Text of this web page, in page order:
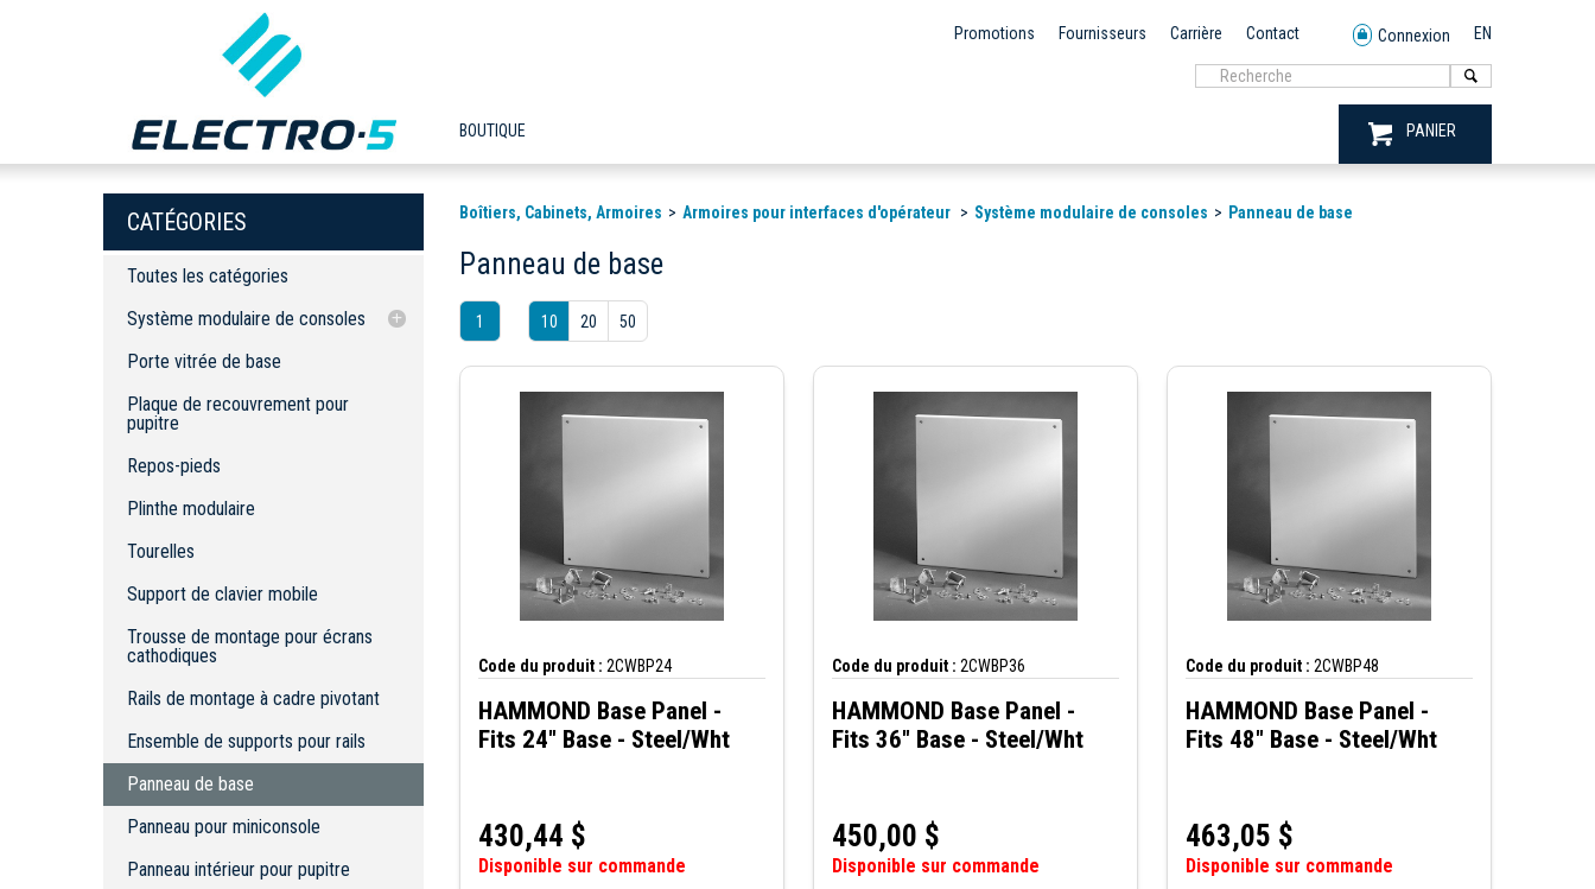
Promotions Fournisseurs Carrière Contact Connexion EN
BOUTIQUE PANIER
CATÉGORIES
Toutes les catégories
Système modulaire de consoles
Porte vitrée de base
Repos-pieds
Tourelles
Support de clavier mobile
Trousse de montage pour écrans
cathodiques
Rails de montage à cadre pivotant
Panneau de base
Panneau intérieur pour pupitre
Tablette pour clavier de poste terminal
Rails combinés
Vérin à gaz pour portes
Support pour imprimante et papier
Miniconsole en acier doux et en acier
Porte vitrée de base
Plaque de recouvrement pour
pupitre
Repos-pieds
Plinthe modulaire
Tourelles
Support de clavier mobile
Trousse de montage pour écrans
cathodiques
Rails de montage à cadre pivotant
Ensemble de supports pour rails
Panneau de base
Panneau pour miniconsole
Panneau intérieur pour pupitre
Boîtiers, Cabinets, Armoires Armoires pour interfaces d'opérateur Système modulaire de consoles Panneau de base
Panneau de base
1 10 20 50
Code du produit : 2CWBP24
HAMMOND Base Panel -
Fits 24" Base - Steel/Wht
430,44 $
Disponible sur commande
Code du produit : 2CWBP36
HAMMOND Base Panel -
Fits 36" Base - Steel/Wht
450,00 $
Disponible sur commande
Code du produit : 2CWBP48
HAMMOND Base Panel -
Fits 48" Base - Steel/Wht
463,05 $
Disponible sur commande